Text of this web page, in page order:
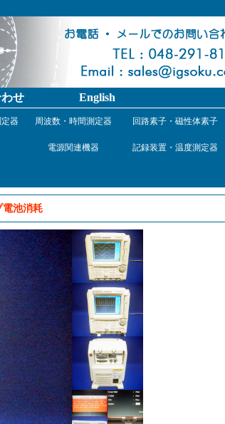
せ English
器 周波数・時間測定器 回路素子・磁性体素子
電源関連機器 記録装置・温度測定器
池消耗